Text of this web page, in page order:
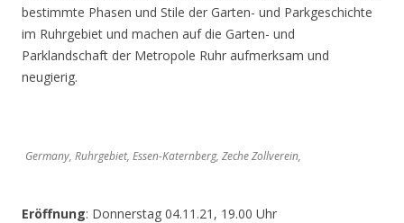
bestimmte Phasen und Stile der Garten- und Parkgeschichte
im Ruhrgebiet und machen auf die Garten- und
Parklandschaft der Metropole Ruhr aufmerksam und
neugierig.
Germany, Ruhrgebiet, Essen-Katernberg, Zeche Zollverein,
Eröffnung: Donnerstag 04.11.21, 19.00 Uhr